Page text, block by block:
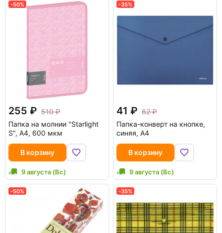
-50%
255
510
Папка на молнии "Starlight
S", А4, 600 мкм
В корзину
9 августа (Вс)
-35%
41
62
Папка-конверт на кнопке,
синяя, А4
В корзину
9 августа (Вс)
-50% -35%